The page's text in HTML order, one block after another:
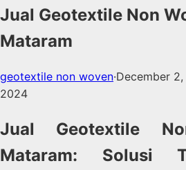
Jual Geotextile Non
Mataram
geotextile non woven·December
2024
Jual Geotextile
Mataram: Solusi